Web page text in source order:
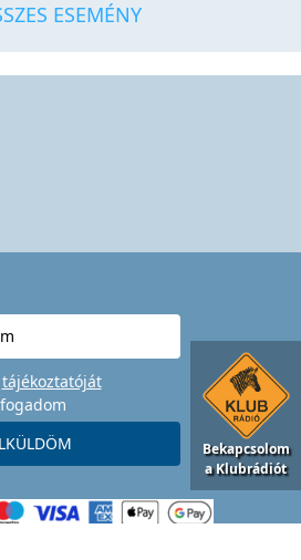
ESEMÉNY
tájékoztatóját
Bekapcsolom
a Klubrádiót